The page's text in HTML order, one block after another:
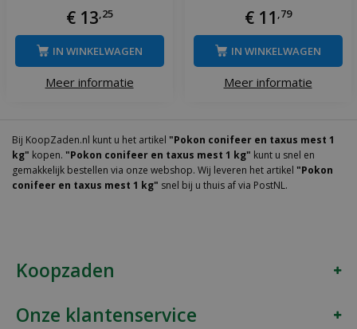
€ 13,25
Meer informatie
IN WINKELWAGEN
€ 11 ,79
Meer informatie
IN WINKELWAGEN
Bij KoopZaden.nl kunt u het artikel "Pokon conifeer en taxus mest 1
kg" kopen. "Pokon conifeer en taxus mest 1 kg" kunt u snel en
gemakkelijk bestellen via onze webshop. Wij leveren het artikel "Pokon
conifeer en taxus mest 1 kg" snel bij u thuis af via PostNL.
Koopzaden
Onze klantenservice